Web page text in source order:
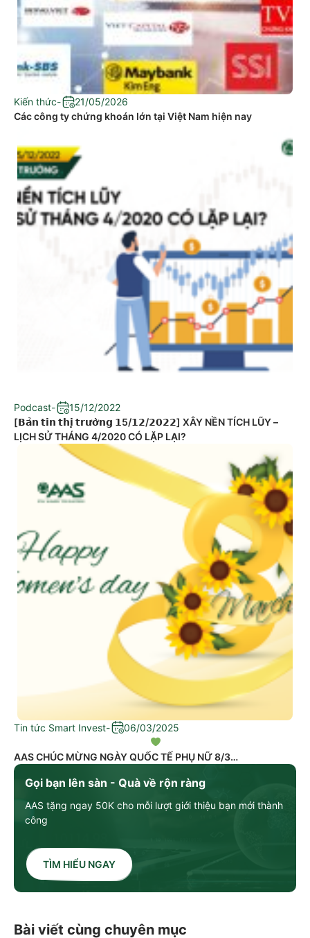
Gọi bạn lên sàn - Quà về rộn ràng
AAS tặng ngay 50K cho mỗi lượt giới thiệu bạn mới thành
công
TÌM HIỂU NGAY
Kiến thức-
21/05/2026
Các công ty chứng khoán lớn tại Việt Nam hiện nay
Podcast-
15/12/2022
[𝗕𝗮̉𝗻 𝘁𝗶𝗻 𝘁𝗵𝗶̣ 𝘁𝗿𝘂̛𝗼̛̀𝗻𝗴 𝟭5/𝟭𝟮/𝟮𝟬𝟮𝟮] XÂY NỀN TÍCH LŨY –
LỊCH SỬ THÁNG 4/2020 CÓ LẶP LẠI?
Tin tức Smart Invest- 06/03/2025
AAS CHÚC MỪNG NGÀY QUỐC TẾ PHỤ NỮ 8/3
Bài viết cùng chuyên mục